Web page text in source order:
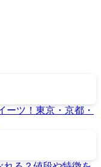
ーツ！東京・京都・